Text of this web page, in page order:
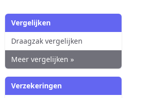
Vergelijken
Draagzak vergelijken
Meer vergelijken »
Verzekeringen